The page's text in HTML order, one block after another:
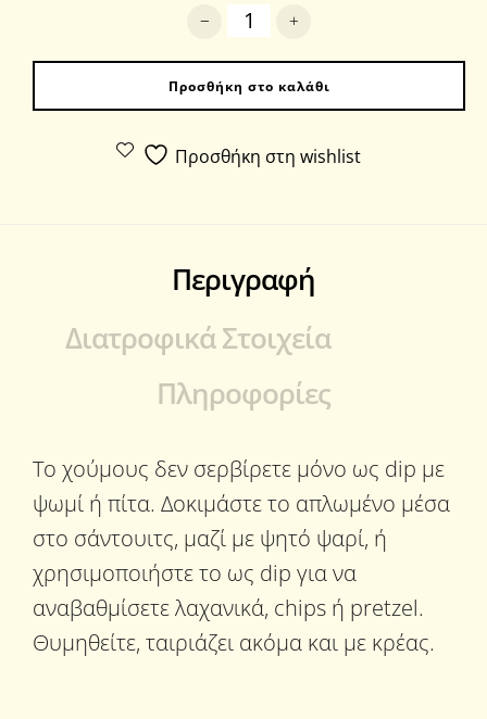
Χούμους με ταχίνι ποσότητα
Προσθήκη στο καλάθι
Προσθήκη στη wishlist
Περιγραφή
Διατροφικά Στοιχεία
Πληροφορίες
Το χούμους δεν σερβίρετε μόνο ως dip με
ψωμί ή πίτα. Δοκιμάστε το απλωμένο μέσα
στο σάντουιτς, μαζί με ψητό ψαρί, ή
χρησιμοποιήστε το ως dip για να
αναβαθμίσετε λαχανικά, chips ή pretzel.
Θυμηθείτε, ταιριάζει ακόμα και με κρέας.